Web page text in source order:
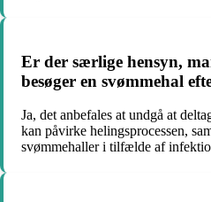
Er der særlige hensyn,
besøger en svømmehal
Ja, det anbefales at undgå at
kan påvirke helingsprocessen,
svømmehaller i tilfælde af